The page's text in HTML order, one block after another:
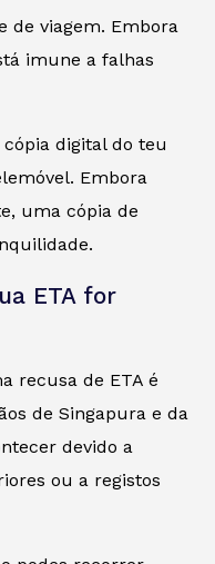
de viagem. Embora
imune a falhas
digital do teu
Embora
uma cópia de
ETA for
recusa de ETA é
de Singapura e da
devido a
ou a registos